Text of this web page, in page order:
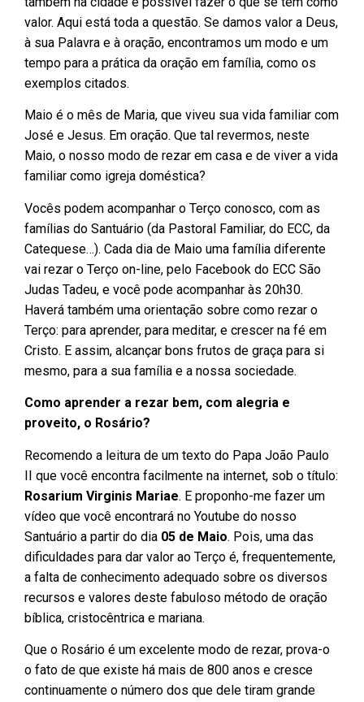
valor. Aqui está toda a questão. Se damos valor a Deus,
à sua Palavra e à oração, encontramos um modo e um
tempo para a prática da oração em família, como os
exemplos citados.
Maio é o mês de Maria, que viveu sua vida familiar com
José e Jesus. Em oração. Que tal revermos, neste
Maio, o nosso modo de rezar em casa e de viver a vida
familiar como igreja doméstica?
Vocês podem acompanhar o Terço conosco, com as
famílias do Santuário (da Pastoral Familiar, do ECC, da
Catequese…). Cada dia de Maio uma família diferente
vai rezar o Terço on-line, pelo Facebook do ECC São
Judas Tadeu, e você pode acompanhar às 20h30.
Haverá também uma orientação sobre como rezar o
Terço: para aprender, para meditar, e crescer na fé em
Cristo. E assim, alcançar bons frutos de graça para si
mesmo, para a sua família e a nossa sociedade.
Como aprender a rezar bem, com alegria e
proveito, o Rosário?
Recomendo a leitura de um texto do Papa João Paulo
II que você encontra facilmente na internet, sob o título:
Rosarium Virginis Mariae. E proponho-me fazer um
vídeo que você encontrará no Youtube do nosso
Santuário a partir do dia 05 de Maio. Pois, uma das
dificuldades para dar valor ao Terço é, frequentemente,
a falta de conhecimento adequado sobre os diversos
recursos e valores deste fabuloso método de oração
bíblica, cristocêntrica e mariana.
Que o Rosário é um excelente modo de rezar, prova-o
o fato de que existe há mais de 800 anos e cresce
continuamente o número dos que dele tiram grande